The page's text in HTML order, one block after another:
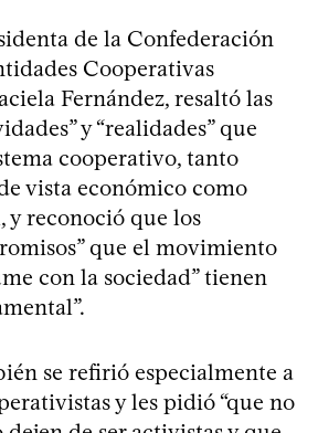
de la Confederación
Cooperativas
Fernández, resaltó las
y “realidades” que
cooperativo, tanto
vista económico como
y reconoció que los
que el movimiento
con la sociedad” tienen
se refirió especialmente a
y les pidió “que no